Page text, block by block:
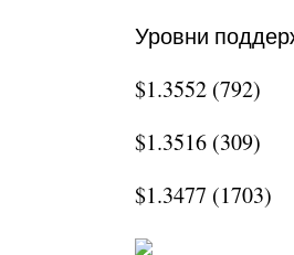
Уровни
$1.3552 (792)
$1.3516 (309)
$1.3477 (1703)